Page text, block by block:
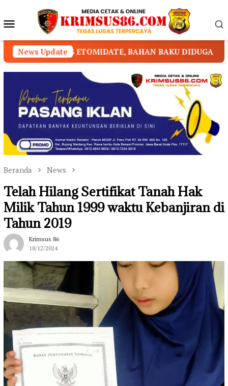
konten Menu
Mobile
News UpdateBAHAN BAKU DIDUGA DIPASOK DARI
Beranda News
Telah Hilang Sertifikat Tanah Hak
Milik Tahun 1999 waktu Kebanjiran di
Tahun 2019
Krimsus 86
18/12/2024